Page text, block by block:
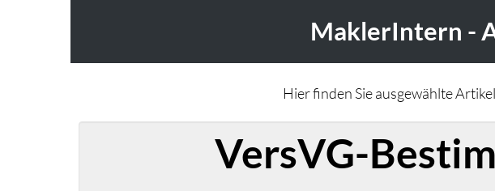
MaklerIntern -
Hier finden Sie ausgewählte
VersVG-